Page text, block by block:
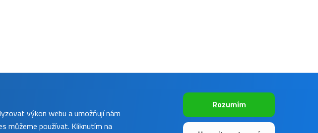
výkon webu a umožňují nám
můžeme používat. Kliknutím na
Rozumím